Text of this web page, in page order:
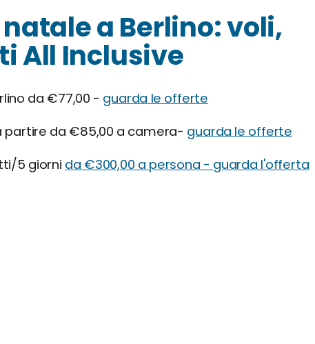
a Berlino: voli,
All Inclusive
da €77,00 - guarda le offerte
partire da €85,00 a camera- guarda le offerte
5 giorni da €300,00 a persona - guarda l'offerta